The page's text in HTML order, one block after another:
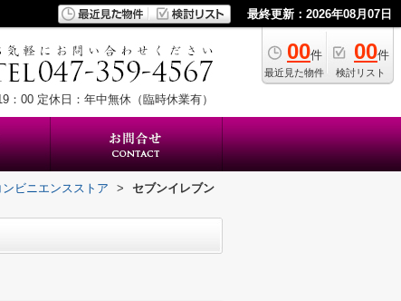
最終更新：2026年08月07日
00件
最近見た物件
00件
検討リスト
：00 定休日：年中無休（臨時休業有）
ビニエンスストア >
セブンイレブン